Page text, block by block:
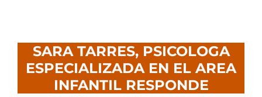
SARA TARRES, PSICOLOGA
ESPECIALIZADA EN EL AREA
INFANTIL RESPONDE